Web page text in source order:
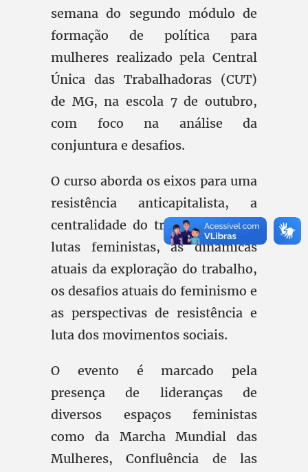
semana do segundo módulo de
formação de política para
mulheres realizado pela Central
Única das Trabalhadoras (CUT)
de MG, na escola 7 de outubro,
com foco na análise da
conjuntura e desafios.
O curso aborda os eixos para uma
resistência anticapitalista, a
centralidade do trabalho para as
lutas feministas, as dinâmicas
atuais da exploração do trabalho,
os desafios atuais do feminismo e
as perspectivas de resistência e
luta dos movimentos sociais.
O evento é marcado pela
presença de lideranças de
diversos espaços feministas
como da Marcha Mundial das
Mulheres, Confluência de las